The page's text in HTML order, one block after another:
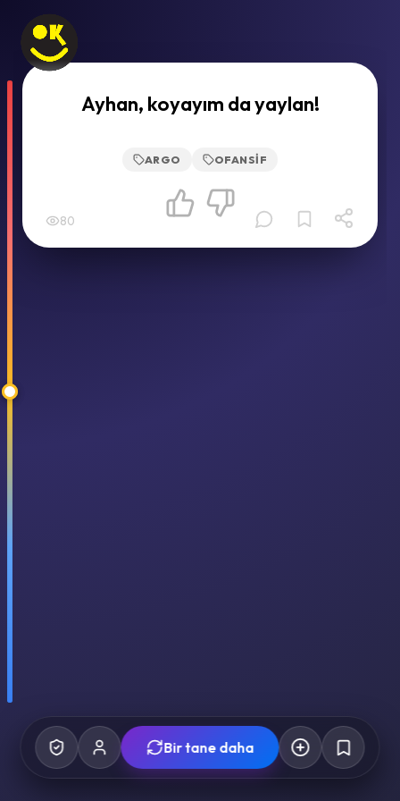
Ayhan, koyayım da yaylan!
ARGO OFANSIF
80
Bir tane daha